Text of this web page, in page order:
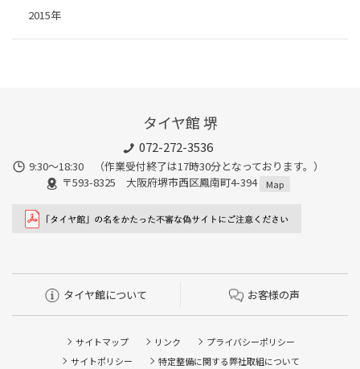
2015年
タイヤ館 堺
072-272-3536
9:30〜18:30 （作業受付終了は17時30分となっております。）
〒593-8325 大阪府堺市西区鳳南町4-394
Map
タイヤ館について お客様の声
サイトマップ リンク
プライバシーポリシー
サイトポリシー
特定整備に関する弊社取組について